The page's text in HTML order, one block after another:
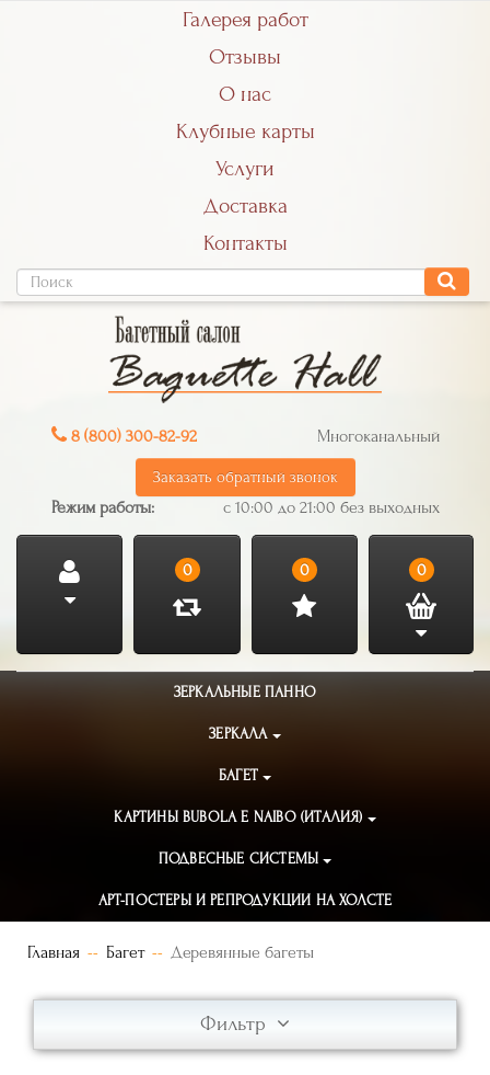
Галерея работ
Отзывы
О нас
Клубные карты
Услуги
Доставка
Контакты
8 (800) 300-82-92 Многоканальный
Заказать обратный звонок
Режим работы: с 10:00 до 21:00 без выходных
0 0 0
ЗЕРКАЛЬНЫЕ ПАННО
ЗЕРКАЛА
БАГЕТ
КАРТИНЫ BUBOLA E NAIBO (ИТАЛИЯ)
ПОДВЕСНЫЕ СИСТЕМЫ
АРТ-ПОСТЕРЫ И РЕПРОДУКЦИИ НА ХОЛСТЕ
Главная Багет Деревянные багеты
Фильтр